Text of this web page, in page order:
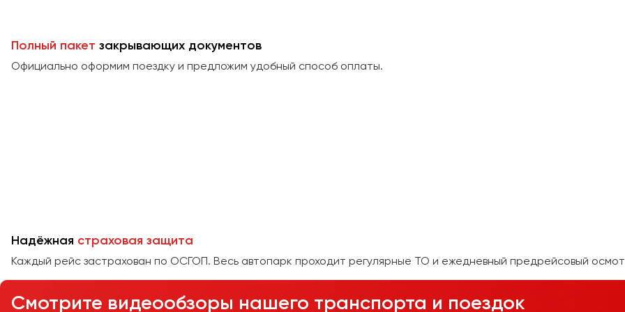
Полный пакет закрывающих документов
Официально оформим поездку и предложим удобный способ оплаты.
Надёжная страховая защита
Каждый рейс застрахован по ОСГОП. Весь автопарк проходит регулярные ТО и ежедневный предрейсовый
Смотрите видеообзоры нашего транспорта и поездок